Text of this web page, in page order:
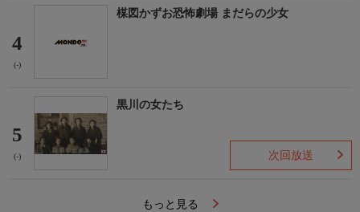
4
(-)
楳図かずお恐怖劇場 まだらの少女
5
(-)
黒川の女たち
次回放送
もっと見る